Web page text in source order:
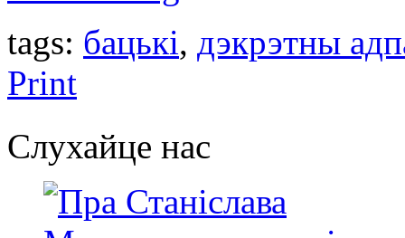
tags: бацькі, дэкрэтны
Print
Слухайце нас